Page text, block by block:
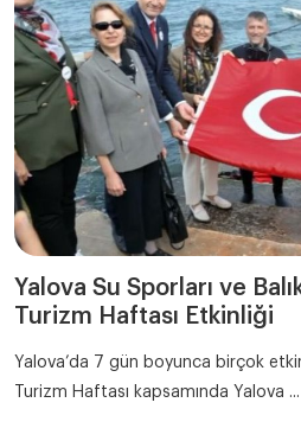
Yalova Su Sporları ve
Turizm Haftası Etkinliği
Yalova’da 7 gün boyunca birçok
Turizm Haftası kapsamında Yalova ...